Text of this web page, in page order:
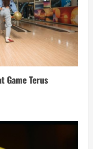
Game Terus